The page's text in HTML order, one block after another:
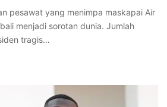
pesawat yang menimpa maskapai Air
menjadi sorotan dunia. Jumlah
tragis…